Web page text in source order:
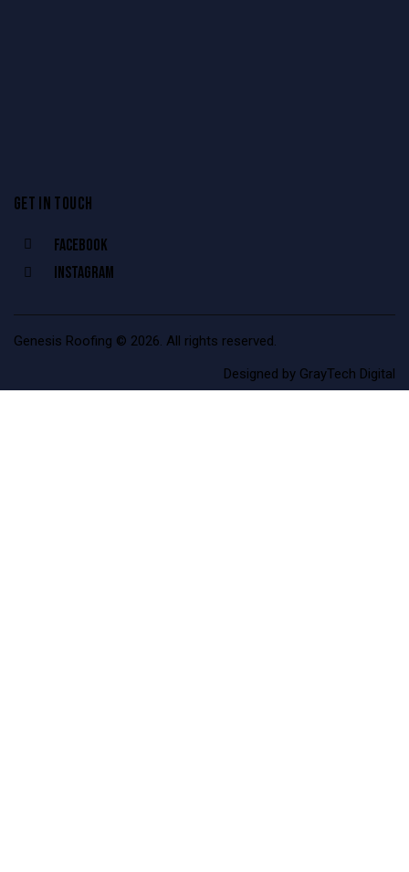
GET IN TOUCH
Facebook
Instagram
Genesis Roofing © 2026. All rights reserved.
Designed by GrayTech Digital